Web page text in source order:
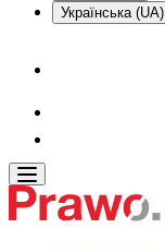
Українська (UA)